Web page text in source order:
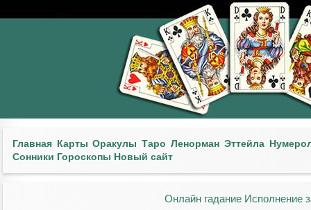
Главная Карты Оракулы Таро Ленорман Эттейла
Сонники Гороскопы Новый сайт
Онлайн гадание Исполнение